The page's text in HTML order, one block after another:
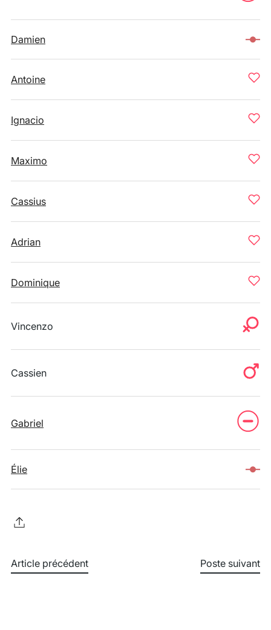
Damien
Antoine
Ignacio
Maximo
Cassius
Adrian
Dominique
Vincenzo
Cassien
Gabriel
Élie
Article précédent Poste suivant